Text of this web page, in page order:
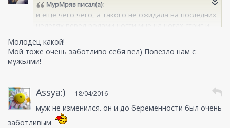
МурМрявписал(а):
и еще чего чего, а такого не ожидала на последних
пилочкой обрабатывал
Молодец какой!
Мой тоже очень заботливо себя вел) Повезло нам с
мужьями!
Assya:) 18/04/2016
муж не изменился. он и до беременности был очень
заботливым